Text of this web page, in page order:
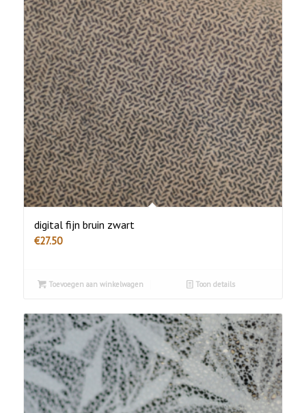
digital fijn bruin zwart
€27.50
Toevoegen aan winkelwagen Toon details